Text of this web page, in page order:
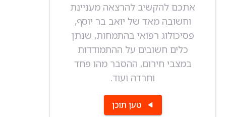
אתכם להקשיב להרצאה מעניינת
וחשובה מאד של יואב בר יוסף,
פסיכולוג רפואי בהתמחות, שנתן
כלים חשובים על ההתמודדות
במצבי חירום, ההסבר מהו פחד
וחרדה ועוד.
טען תוכן